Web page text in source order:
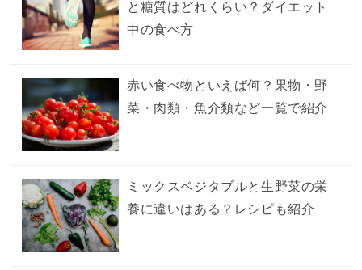
と糖質はどれくらい？ダイエット
中の食べ方
赤い食べ物といえば何？果物・野
菜・肉類・魚介類など一覧で紹介
ミックスベジタブルと生野菜の栄
養に違いはある？レシピも紹介